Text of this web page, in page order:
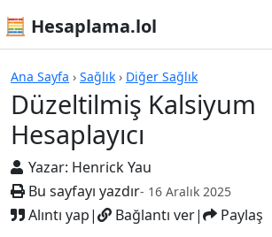
🧮 Hesaplama.lol
Ana Sayfa › Sağlık › Diğer Sağlık
Düzeltilmiş Kalsiyum
Hesaplayıcı
Yazar: Henrick Yau
Bu sayfayı yazdır- 16 Aralık 2025
Alıntı yap| Bağlantı ver| Paylaş
Hesap Makineleri